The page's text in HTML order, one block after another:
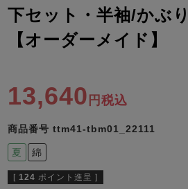
売れ筋ランキング
- Item Ranking -
すべての季節のパジャマ一
ガールズ 上着
ガールズ
下セット・半袖/かぶ
【オーダーメイド】
13,640 税込
商品番号 ttm41-tbm01_22111
夏 綿
[ 124 ポイント進呈 ]